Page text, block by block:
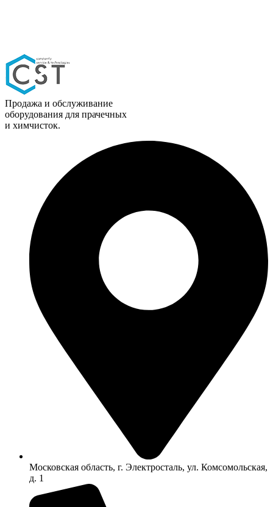
Продажа и обслуживание
оборудования для прачечных
и химчисток.
Московская область, г. Электросталь, ул. Комсомольская,
д. 1